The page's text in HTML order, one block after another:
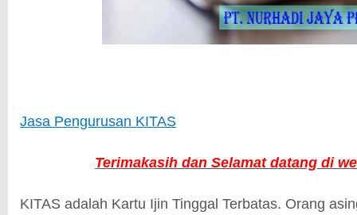
Jasa Pengurusan KITAS
Terimakasih dan Selamat datang di
KITAS adalah Kartu Ijin Tinggal Terbatas. Orang